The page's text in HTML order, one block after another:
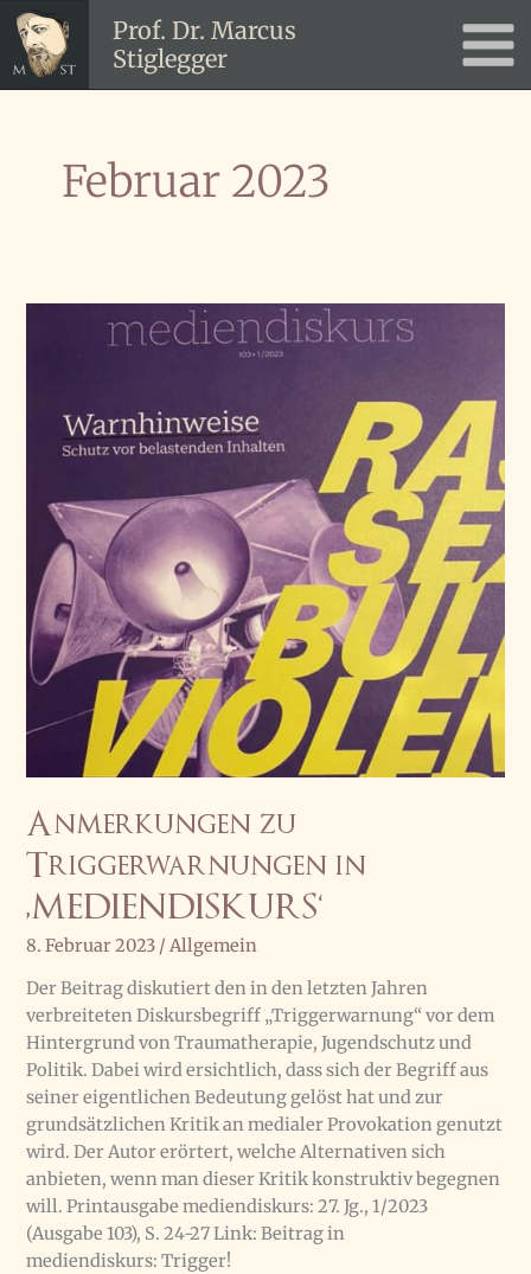
Zum
Inhalt
springen
Prof. Dr. Marcus
Stiglegger
Main
Februar 2023
Anmerkungen zu
Triggerwarnungen in
‚MEDIENDISKURS‘
8. Februar 2023 /Allgemein
Der Beitrag diskutiert den in den letzten Jahren
verbreiteten Diskursbegriff „Triggerwarnung“ vor dem
Hintergrund von Traumatherapie, Jugendschutz und
Politik. Dabei wird ersichtlich, dass sich der Begriff aus
seiner eigentlichen Bedeutung gelöst hat und zur
grundsätzlichen Kritik an medialer Provokation genutzt
wird. Der Autor erörtert, welche Alternativen sich
anbieten, wenn man dieser Kritik konstruktiv begegnen
will. Printausgabe mediendiskurs: 27. Jg., 1/2023
(Ausgabe 103), S. 24-27 Link: Beitrag in
mediendiskurs: Trigger!